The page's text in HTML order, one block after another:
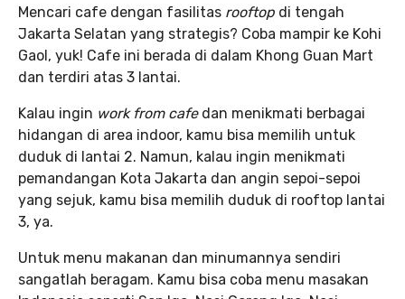
Mencari cafe dengan fasilitas rooftop di tengah
Jakarta Selatan yang strategis? Coba mampir ke Kohi
Gaol, yuk! Cafe ini berada di dalam Khong Guan Mart
dan terdiri atas 3 lantai.
Kalau ingin work from cafe dan menikmati berbagai
hidangan di area indoor, kamu bisa memilih untuk
duduk di lantai 2. Namun, kalau ingin menikmati
pemandangan Kota Jakarta dan angin sepoi-sepoi
yang sejuk, kamu bisa memilih duduk di rooftop lantai
3, ya.
Untuk menu makanan dan minumannya sendiri
sangatlah beragam. Kamu bisa coba menu masakan